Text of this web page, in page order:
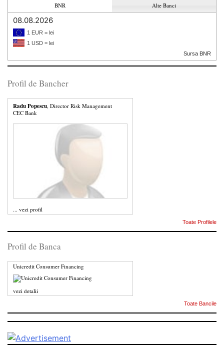
BNR Alte Banci
08.08.2026
1 EUR = lei
1 USD = lei
Sursa BNR
Profil de Bancher
Radu Popescu, Director Risk Management
CEC Bank
... vezi profil
Toate Profilele
Profil de Banca
Unicredit Consumer Financing
vezi detalii
Toate Bancile